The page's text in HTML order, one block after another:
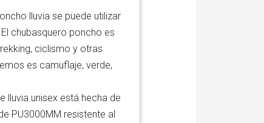
lluvia se puede utilizar
chubasquero poncho es
ciclismo y otras
es camuflaje, verde,
lluvia unisex está hecha de
PU3000MM resistente al